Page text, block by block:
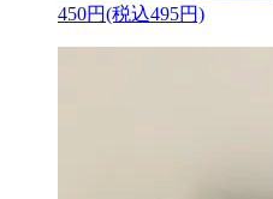
450円(税込495円)